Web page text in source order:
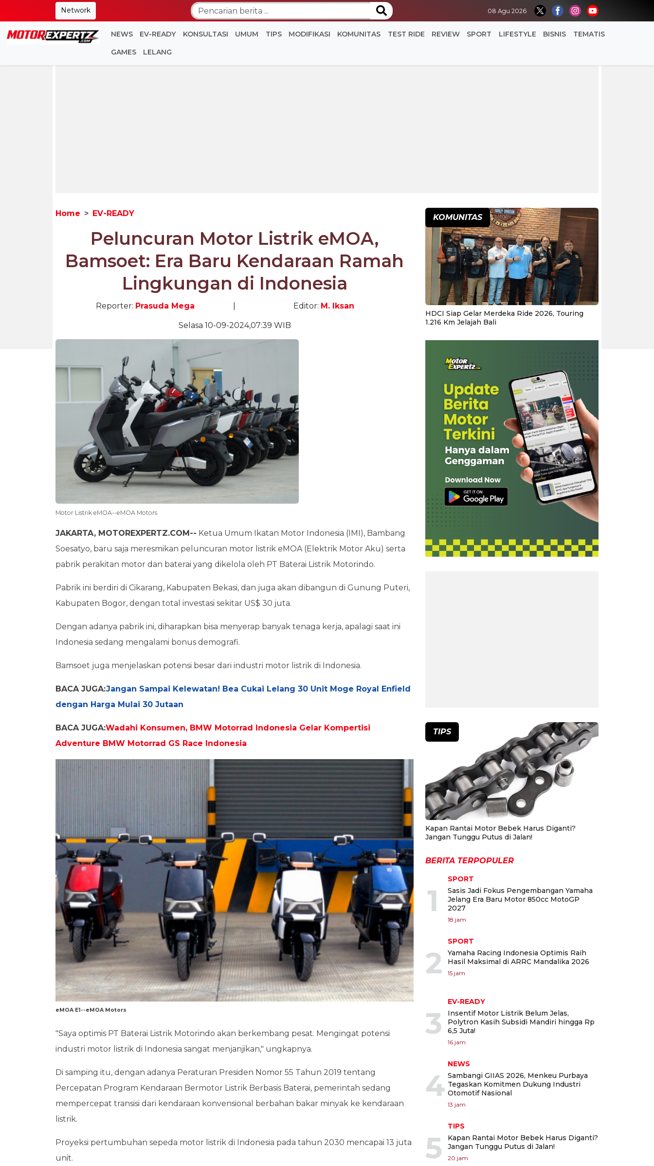
Network 08 Agu 2026
NEWS EV-READY KONSULTASI UMUM TIPS MODIFIKASI KOMUNITAS TEST RIDE REVIEW SPORT LIFESTYLE BISNIS TEMATIS
GAMES LELANG
Home EV-READY
Peluncuran Motor Listrik eMOA,
Bamsoet: Era Baru Kendaraan Ramah
Lingkungan di Indonesia
Reporter: Prasuda Mega Editor: M. Iksan
Selasa 10-09-2024,07:39 WIB
Motor Listrik eMOA--eMOA Motors
JAKARTA, MOTOREXPERTZ.COM-- Ketua Umum Ikatan Motor Indonesia (IMI), Bambang
Soesatyo, baru saja meresmikan peluncuran motor listrik eMOA (Elektrik Motor Aku) serta
pabrik perakitan motor dan baterai yang dikelola oleh PT Baterai Listrik Motorindo.
Pabrik ini berdiri di Cikarang, Kabupaten Bekasi, dan juga akan dibangun di Gunung Puteri,
Kabupaten Bogor, dengan total investasi sekitar US$ 30 juta.
Dengan adanya pabrik ini, diharapkan bisa menyerap banyak tenaga kerja, apalagi saat ini
Indonesia sedang mengalami bonus demografi.
Bamsoet juga menjelaskan potensi besar dari industri motor listrik di Indonesia.
BACA JUGA:Jangan Sampai Kelewatan! Bea Cukai Lelang 30 Unit Moge Royal Enfield
dengan Harga Mulai 30 Jutaan
BACA JUGA:Wadahi Konsumen, BMW Motorrad Indonesia Gelar Kompertisi
Adventure BMW Motorrad GS Race Indonesia
eMOA E1--eMOA Motors
"Saya optimis PT Baterai Listrik Motorindo akan berkembang pesat. Mengingat potensi
industri motor listrik di Indonesia sangat menjanjikan," ungkapnya.
Di samping itu, dengan adanya Peraturan Presiden Nomor 55 Tahun 2019 tentang
Percepatan Program Kendaraan Bermotor Listrik Berbasis Baterai, pemerintah sedang
mempercepat transisi dari kendaraan konvensional berbahan bakar minyak ke kendaraan
listrik.
Proyeksi pertumbuhan sepeda motor listrik di Indonesia pada tahun 2030 mencapai 13 juta
unit.
KOMUNITAS
HDCI Siap Gelar Merdeka Ride 2026, Touring
1.216 Km Jelajah Bali
TIPS
Kapan Rantai Motor Bebek Harus Diganti?
Jangan Tunggu Putus di Jalan!
BERITA TERPOPULER
1
SPORT
Sasis Jadi Fokus Pengembangan Yamaha
Jelang Era Baru Motor 850cc MotoGP
2027
18 jam
2
SPORT
Yamaha Racing Indonesia Optimis Raih
Hasil Maksimal di ARRC Mandalika 2026
15 jam
3
EV-READY
Insentif Motor Listrik Belum Jelas,
Polytron Kasih Subsidi Mandiri hingga Rp
6,5 Juta!
16 jam
4
NEWS
Sambangi GIIAS 2026, Menkeu Purbaya
Tegaskan Komitmen Dukung Industri
Otomotif Nasional
13 jam
5
TIPS
Kapan Rantai Motor Bebek Harus Diganti?
Jangan Tunggu Putus di Jalan!
20 jam